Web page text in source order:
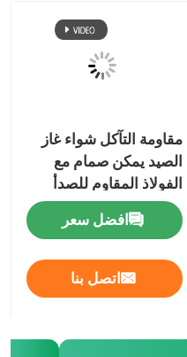
مقاومة التآكل شواء غاز
الصيد يمكن صمام مع
الفولاذ المقاوم للصدأ
الربيع
افضل سعر
اتصل بنا